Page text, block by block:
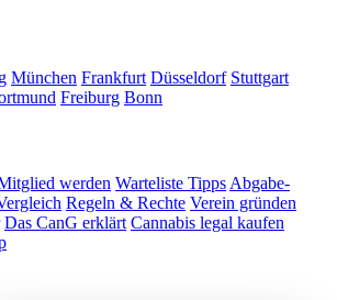
München Frankfurt Düsseldorf Stuttgart
Freiburg Bonn
werden Warteliste Tipps Abgabe-
Regeln & Rechte Verein gründen
Das CanG erklärt Cannabis legal kaufen